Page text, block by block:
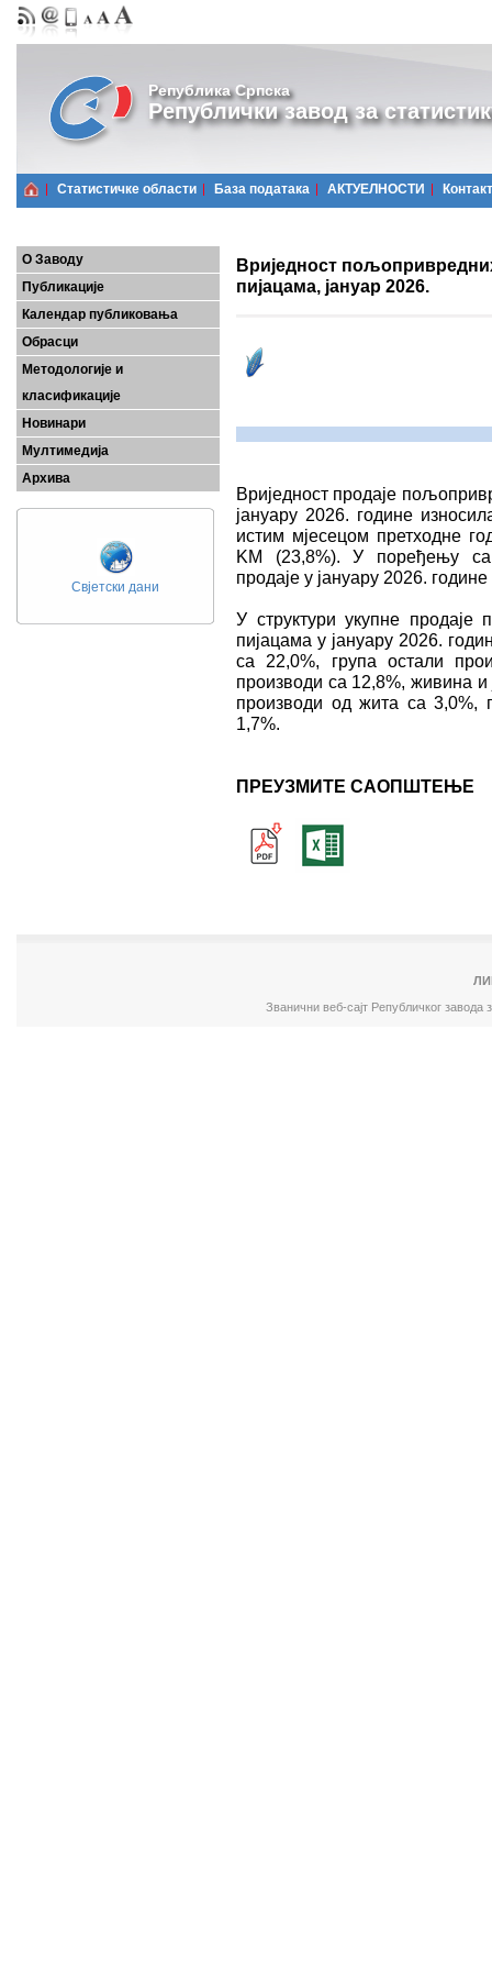
Република Српска
Републички завод за
Статистичке области Базa података АКТУЕЛНОСТИ Контакт
О Заводу
Публикације
Календар публиковања
Обрасци
Методологије и
класификације
Новинари
Мултимедија
Архива
Свјетски дани
Вриједност
пијацама, јануар 2026.
Вриједност продаjе
јануару 2026. године
истим мјесецом претходне
KМ (23,8%). У поређењу са
продаје у јануару 2026.
У структури укупне
пијацама у јануару 2026.
са 22,0%, група остали
производи са 12,8%, живина и
производи од жита са 3,0%,
1,7%.
ПРЕУЗМИТЕ САОПШТЕЊЕ
Званични веб-сајт Републичког